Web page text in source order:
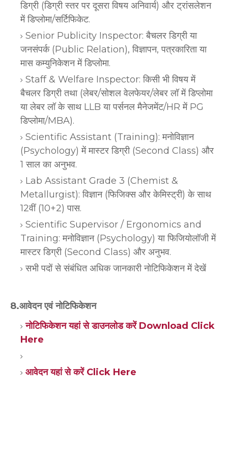
डिग्री (डिग्री स्तर पर दूसरा विषय अनिवार्य) और ट्रांसलेशन
में डिप्लोमा/सर्टिफिकेट.
Senior Publicity Inspector: बैचलर डिग्री या
जनसंपर्क (Public Relation), विज्ञापन, पत्रकारिता या
मास कम्युनिकेशन में डिप्लोमा.
Staff & Welfare Inspector: किसी भी विषय में
बैचलर डिग्री तथा (लेबर/सोशल वेलफेयर/लेबर लॉ में डिप्लोमा
या लेबर लॉ के साथ LLB या पर्सनल मैनेजमेंट/HR में PG
डिप्लोमा/MBA).
Scientific Assistant (Training): मनोविज्ञान
(Psychology) में मास्टर डिग्री (Second Class) और
1 साल का अनुभव.
Lab Assistant Grade 3 (Chemist &
Metallurgist): विज्ञान (फिजिक्स और केमिस्ट्री) के साथ
12वीं (10+2) पास.
Scientific Supervisor / Ergonomics and
Training: मनोविज्ञान (Psychology) या फिजियोलॉजी में
मास्टर डिग्री (Second Class) और अनुभव.
सभी पदों से संबंधित अधिक जानकारी नोटिफिकेशन में देखें
8.आवेदन एवं नोटिफिकेशन
नोटिफिकेशन यहां से डाउनलोड करें Download Click
Here
आवेदन यहां से करें Click Here